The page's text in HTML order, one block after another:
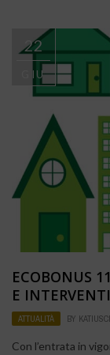
22
GIU
ECOBONUS
E
ATTUALITÀ BY
Con l’entrata in